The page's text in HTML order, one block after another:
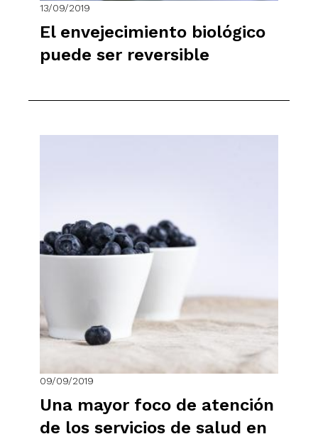
13/09/2019
El envejecimiento biológico
puede ser reversible
09/09/2019
Una mayor foco de atención
de los servicios de salud en